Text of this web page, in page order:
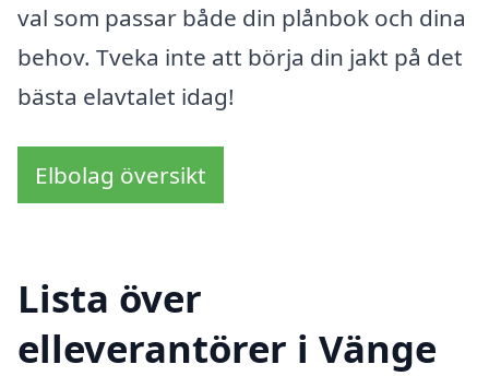
val som passar både din plånbok och dina
behov. Tveka inte att börja din jakt på det
bästa elavtalet idag!
Elbolag översikt
Lista över
elleverantörer i Vänge